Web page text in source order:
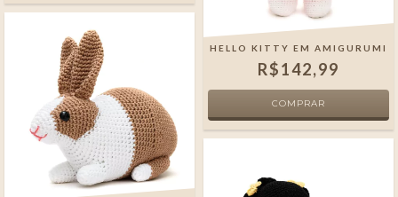
HELLO KITTY EM AMIGURUMI
R$142,99